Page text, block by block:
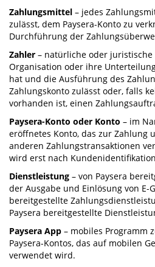
Zahlungsmittel – jedes
zulässt, dem Paysera-Konto zu
Durchführung der
Zahler – natürliche oder juristische
Organisation oder ihre
hat und die Ausführung des
Zahlungskonto zulässt oder, falls
vorhanden ist, einen
Paysera-Konto oder Konto – im
eröffnetes Konto, das zur Zahlung
anderen Zahlungstransaktionen
wird erst nach
Dienstleistung – von Paysera
der Ausgabe und Einlösung von E-
bereitgestellte
Paysera bereitgestellte
Paysera App – mobiles Programm
Paysera-Kontos, das auf mobilen
verwendet wird.